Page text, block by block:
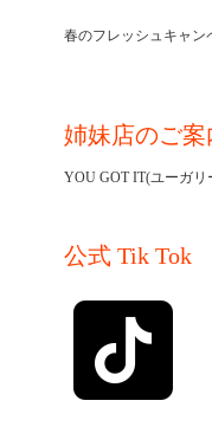
春のフレッシュキャン
姉妹店のご案
YOU GOT IT(ユーガリ
公式 Tik Tok